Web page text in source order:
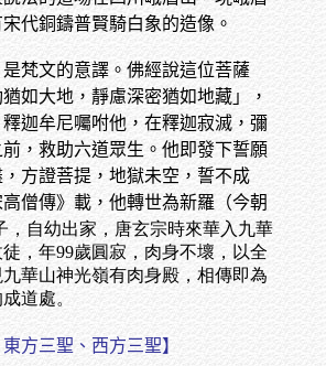
代銅鑄普賢騎白象的造像。
梵文的意譯。佛經說這位菩薩
猶如大地，靜慮深密猶如地藏」，
迦牟尼囑咐他，在釋迦寂滅，彌
，救助六道眾生。他即發下誓願
，方證菩提，地獄未空，誓不成
僧傳》載，他轉世為新羅（今朝
，自幼出家，唐玄宗時來華入九華
，年99歲圓寂，肉身不壞，以全
華山神光嶺有肉身殿，相傳即為
道處。
東方三聖、西方三聖】